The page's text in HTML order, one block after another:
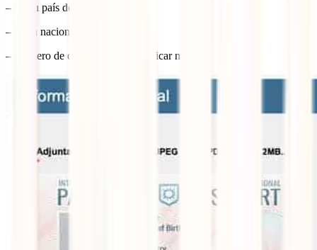
– O teu país de nascimento.
– A tua nacionalidade.
– Número de dias que pretendes ficar no país.